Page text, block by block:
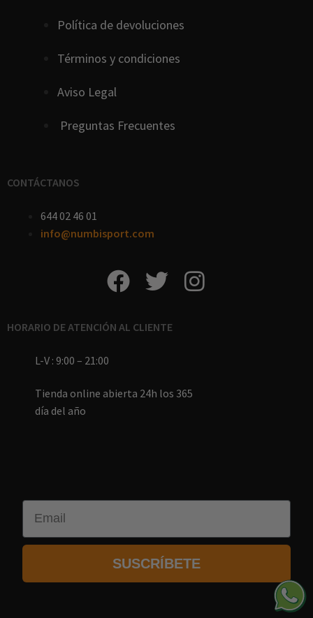
Política de devoluciones
Términos y condiciones
Aviso Legal
Preguntas Frecuentes
CONTÁCTANOS
644 02 46 01
info@numbisport.com
HORARIO DE ATENCIÓN AL CLIENTE
L-V : 9:00 – 21:00
Tienda online abierta 24h los 365
día del año
Email
SUSCRÍBETE